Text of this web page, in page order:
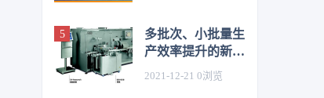
多批次、小批量生
产效率提升的新途
2021-12-21 0浏览